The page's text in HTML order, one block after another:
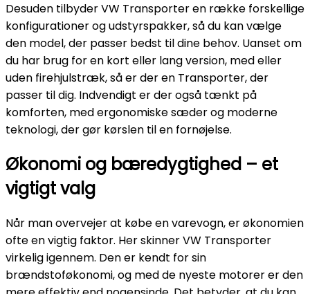
Desuden tilbyder VW Transporter en række forskellige
konfigurationer og udstyrspakker, så du kan vælge
den model, der passer bedst til dine behov. Uanset om
du har brug for en kort eller lang version, med eller
uden firehjulstræk, så er der en Transporter, der
passer til dig. Indvendigt er der også tænkt på
komforten, med ergonomiske sæder og moderne
teknologi, der gør kørslen til en fornøjelse.
Økonomi og bæredygtighed – et
vigtigt valg
Når man overvejer at købe en varevogn, er økonomien
ofte en vigtig faktor. Her skinner VW Transporter
virkelig igennem. Den er kendt for sin
brændstoføkonomi, og med de nyeste motorer er den